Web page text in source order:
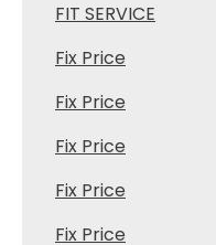
FIT SERVICE
Fix Price
Fix Price
Fix Price
Fix Price
Fix Price